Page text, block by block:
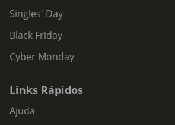
Singles' Day
Black Friday
Cyber Monday
Links Rápidos
Ajuda